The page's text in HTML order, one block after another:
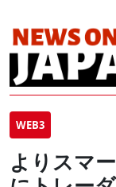
WEB3
よりスマ